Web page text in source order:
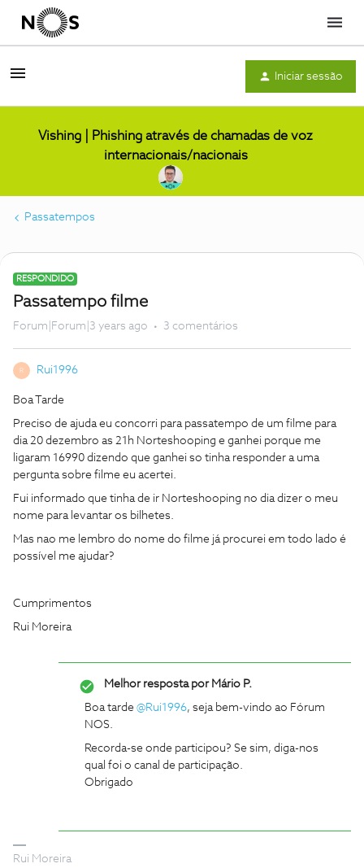
Menu
Iniciar sessão
Vishing | Phishing através de chamadas de voz
internacionais/nacionais
Passatempos
RESPONDIDO
Passatempo filme
Forum|Forum|3 years ago 3 comentários
R Rui1996
Boa Tarde
Preciso de ajuda eu concorri para passatempo de um filme para
dia 20 dezembro as 21h Norteshooping e ganhei porque me
ligaram 16990 dizendo que ganhei so tinha responder a uma
pergunta sobre filme eu acertei.
Fui informado que tinha de ir Norteshooping no dia dizer o meu
nome para levantar os bilhetes.
Mas nao me lembro do nome do filme já procurei em todo lado é
possível me ajudar?
Cumprimentos
Rui Moreira
Melhor resposta porMário P.
Boa tarde @Rui1996, seja bem-vindo ao Fórum
NOS.
Recorda-se onde participou? Se sim, diga-nos
qual foi o canal de participação.
Obrigado
Rui Moreira